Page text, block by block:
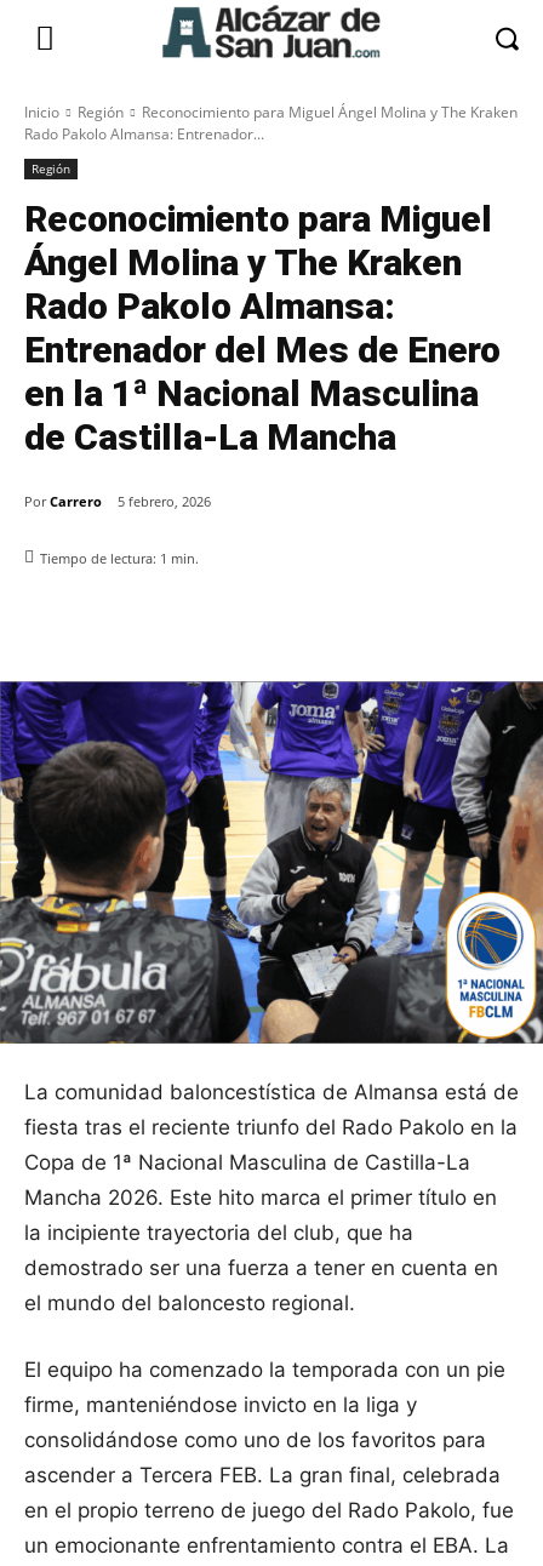
Inicio Región
Reconocimiento para Miguel Ángel Molina y The Kraken
Rado Pakolo Almansa: Entrenador...
Región
Reconocimiento para Miguel
Ángel Molina y The Kraken
Rado Pakolo Almansa:
Entrenador del Mes de Enero
en la 1ª Nacional Masculina
de Castilla-La Mancha
Por Carrero 5 febrero, 2026
Tiempo de lectura: 1 min.
La comunidad baloncestística de Almansa está de
fiesta tras el reciente triunfo del Rado Pakolo en la
Copa de 1ª Nacional Masculina de Castilla-La
Mancha 2026. Este hito marca el primer título en
la incipiente trayectoria del club, que ha
demostrado ser una fuerza a tener en cuenta en
el mundo del baloncesto regional.
El equipo ha comenzado la temporada con un pie
firme, manteniéndose invicto en la liga y
consolidándose como uno de los favoritos para
ascender a Tercera FEB. La gran final, celebrada
en el propio terreno de juego del Rado Pakolo, fue
un emocionante enfrentamiento contra el EBA. La